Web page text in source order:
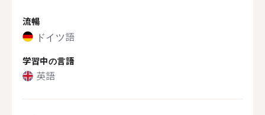
流暢
ドイツ語
学習中の言語
英語